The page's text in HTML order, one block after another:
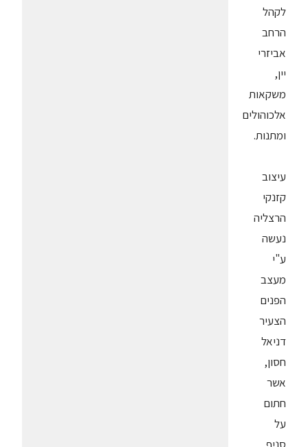
לקהל
הרחב
אביזרי
יין,
משקאות
אלכוהולים
ומתנות.
עיצוב
קזנקי
הרצליה
נעשה
ע"י
מעצב
הפנים
הצעיר
דניאל
חסון,
אשר
חתום
על